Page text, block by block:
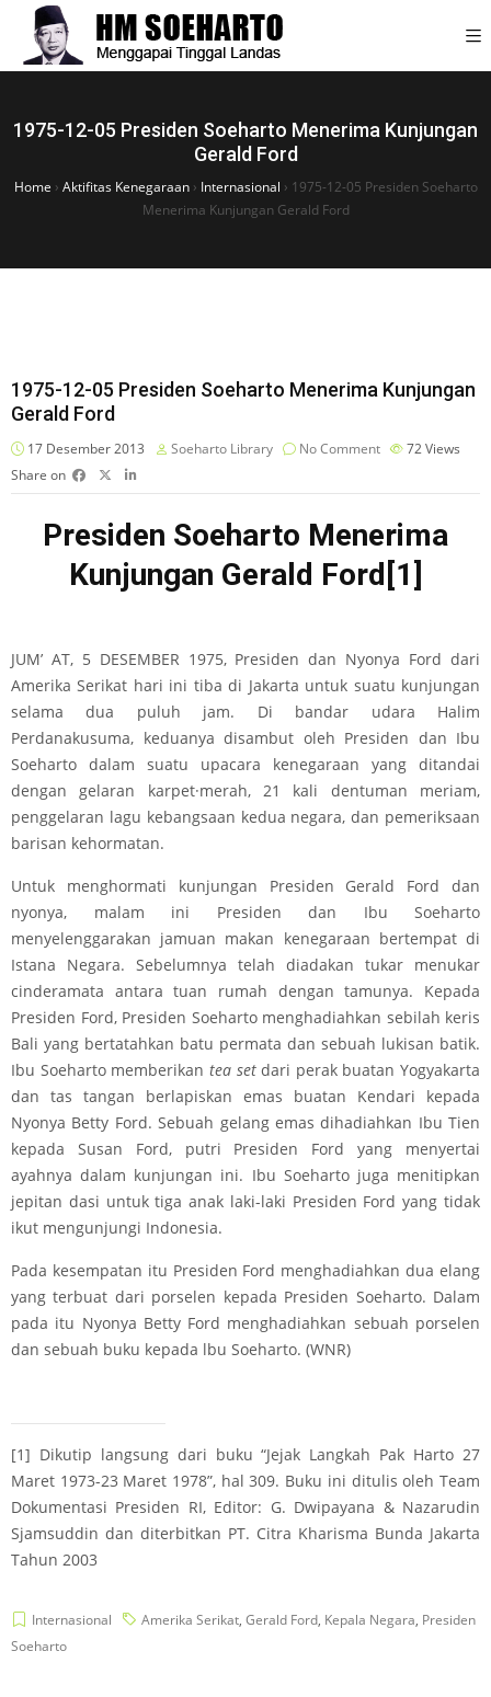
1975-12-05 Presiden Soeharto Menerima Kunjungan
Gerald Ford
Home › Aktifitas Kenegaraan› Internasional › 1975-12-05 Presiden Soeharto
Menerima Kunjungan Gerald Ford
1975-12-05 Presiden Soeharto Menerima Kunjungan
Gerald Ford
17 Desember 2013 Soeharto Library No Comment 72Views
Share on
Presiden Soeharto Menerima
Kunjungan Gerald Ford [1]
JUM’ AT, 5 DESEMBER 1975, Presiden dan Nyonya Ford dari
Amerika Serikat hari ini tiba di Jakarta untuk suatu kunjungan
selama dua puluh jam. Di bandar udara Halim
Perdanakusuma, keduanya disambut oleh Presiden dan Ibu
Soeharto dalam suatu upacara kenegaraan yang ditandai
dengan gelaran karpet·merah, 21 kali dentuman meriam,
penggelaran lagu kebangsaan kedua negara, dan pemeriksaan
barisan kehormatan.
Untuk menghormati kunjungan Presiden Gerald Ford dan
nyonya, malam ini Presiden dan Ibu Soeharto
menyelenggarakan jamuan makan kenegaraan bertempat di
Istana Negara. Sebelumnya telah diadakan tukar menukar
cinderamata antara tuan rumah dengan tamunya. Kepada
Presiden Ford, Presiden Soeharto menghadiahkan sebilah keris
Bali yang bertatahkan batu permata dan sebuah lukisan batik.
Ibu Soeharto memberikan tea set dari perak buatan Yogyakarta
dan tas tangan berlapiskan emas buatan Kendari kepada
Nyonya Betty Ford. Sebuah gelang emas dihadiahkan Ibu Tien
kepada Susan Ford, putri Presiden Ford yang menyertai
ayahnya dalam kunjungan ini. Ibu Soeharto juga menitipkan
jepitan dasi untuk tiga anak laki-laki Presiden Ford yang tidak
ikut mengunjungi Indonesia.
Pada kesempatan itu Presiden Ford menghadiahkan dua elang
yang terbuat dari porselen kepada Presiden Soeharto. Dalam
pada itu Nyonya Betty Ford menghadiahkan sebuah porselen
dan sebuah buku kepada lbu Soeharto. (WNR)
[1] Dikutip langsung dari buku “Jejak Langkah Pak Harto 27
Maret 1973-23 Maret 1978”, hal 309. Buku ini ditulis oleh Team
Dokumentasi Presiden RI, Editor: G. Dwipayana & Nazarudin
Sjamsuddin dan diterbitkan PT. Citra Kharisma Bunda Jakarta
Tahun 2003
Internasional Amerika Serikat, Gerald Ford, Kepala Negara, Presiden
Soeharto